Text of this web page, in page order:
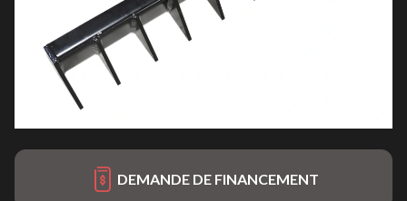
DEMANDE DE FINANCEMENT